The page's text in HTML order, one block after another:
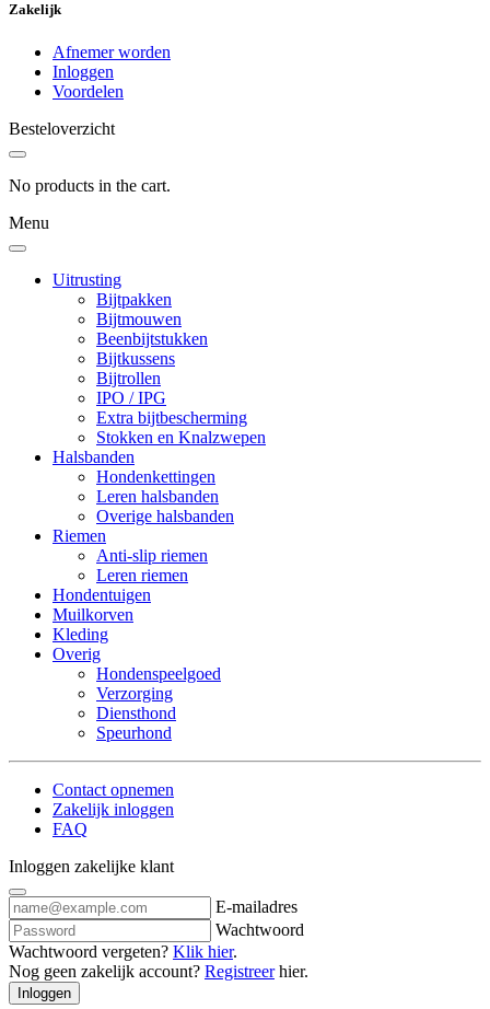
Zakelijk
Afnemer worden
Inloggen
Voordelen
Besteloverzicht
No products in the cart.
Menu
Uitrusting
Bijtpakken
Bijtmouwen
Beenbijtstukken
Bijtkussens
Bijtrollen
IPO / IPG
Extra bijtbescherming
Stokken en Knalzwepen
Halsbanden
Hondenkettingen
Leren halsbanden
Overige halsbanden
Riemen
Anti-slip riemen
Leren riemen
Hondentuigen
Muilkorven
Kleding
Overig
Hondenspeelgoed
Verzorging
Diensthond
Speurhond
Contact opnemen
Zakelijk inloggen
FAQ
Inloggen zakelijke klant
E-mailadres
Wachtwoord
Wachtwoord vergeten? Klik hier.
Nog geen zakelijk account? Registreerhier.
Inloggen